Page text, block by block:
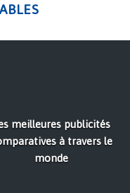
meilleures publicités
à travers le
monde